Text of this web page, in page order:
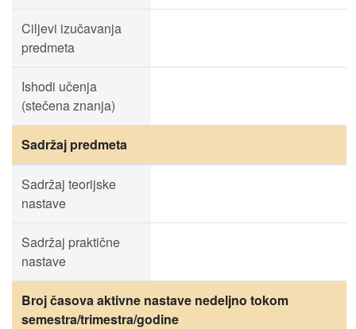
Ciljevi izučavanja
predmeta
Ishodi učenja
(stečena znanja)
Sadržaj predmeta
Sadržaj teorijske
nastave
Sadržaj praktične
nastave
Broj časova aktivne nastave nedeljno tokom
semestra/trimestra/godine